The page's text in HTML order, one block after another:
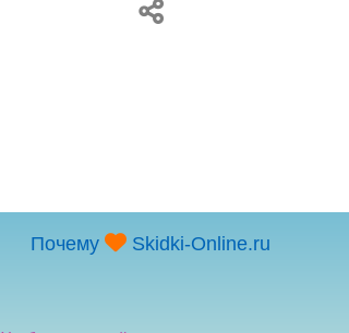
Почему Skidki-Online.ru